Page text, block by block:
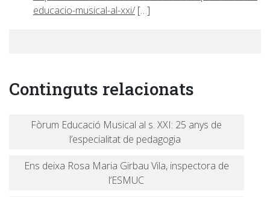
educacio-musical-al-xxi/ […]
Continguts relacionats
Fòrum Educació Musical al s. XXI: 25 anys de
l’especialitat de pedagogia
Ens deixa Rosa Maria Girbau Vila, inspectora de
l’ESMUC